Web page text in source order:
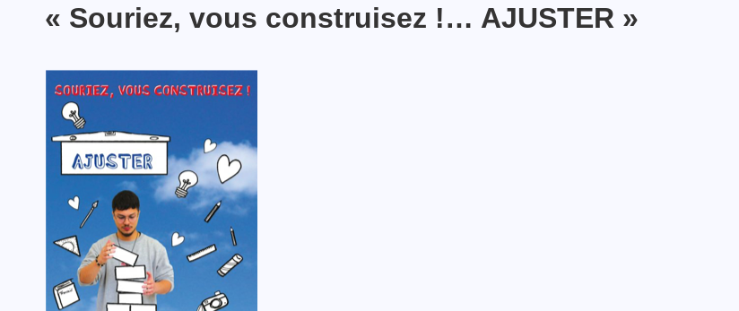
« Souriez, vous construisez !… AJUSTER »